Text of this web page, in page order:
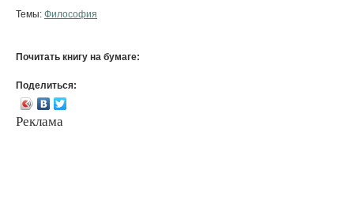
Темы: Философия
Почитать книгу на бумаге:
Поделиться:
Реклама